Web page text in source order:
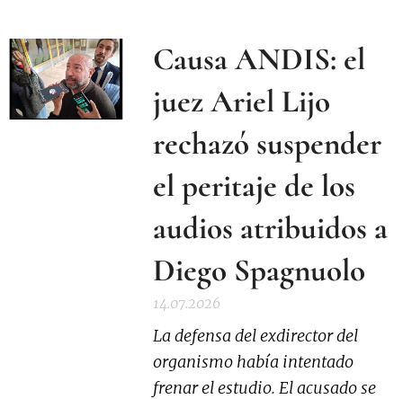
Causa ANDIS: el
juez Ariel Lijo
rechazó suspender
el peritaje de los
audios atribuidos a
Diego Spagnuolo
14.07.2026
La defensa del exdirector del
organismo había intentado
frenar el estudio. El acusado se